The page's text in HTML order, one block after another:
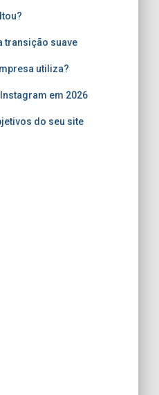
transição suave
utiliza?
em 2026
do seu site